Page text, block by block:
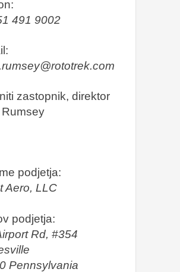
491 9002
zastopnik, direktor
podjetja:
Aero, LLC
podjetja:
Rd, #354
Pennsylvania